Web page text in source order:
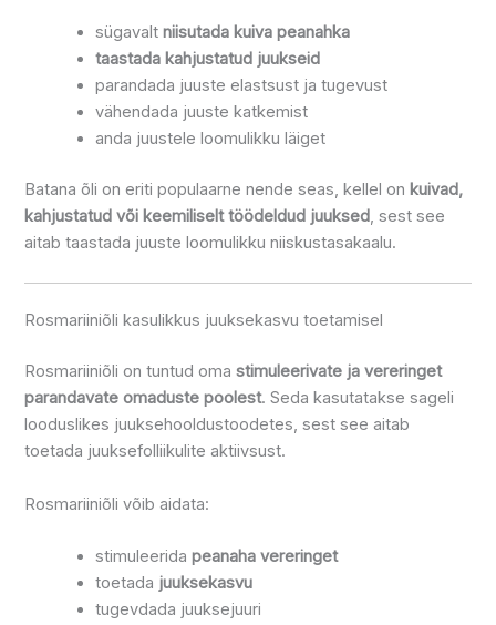
sügavaltniisutada kuiva peanahka
taastada kahjustatud juukseid
parandada juuste elastsust ja tugevust
vähendada juuste katkemist
anda juustele loomulikku läiget
Batana õli on eriti populaarne nende seas, kellel on kuivad,
kahjustatud või keemiliselt töödeldud juuksed, sest see
aitab taastada juuste loomulikku niiskustasakaalu.
Rosmariiniõli kasulikkus juuksekasvu toetamisel
Rosmariiniõli on tuntud omastimuleerivate ja vereringet
parandavate omaduste poolest. Seda kasutatakse sageli
looduslikes juuksehooldustoodetes, sest see aitab
toetada juuksefolliikulite aktiivsust.
Rosmariiniõli võib aidata:
stimuleeridapeanaha vereringet
toetada juuksekasvu
tugevdada juuksejuuri